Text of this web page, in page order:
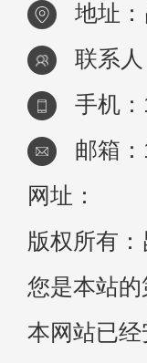
地址
联系
手机
邮箱
网址：
版权所有
您是本站的
本网站已